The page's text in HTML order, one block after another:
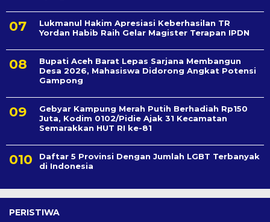
Lukmanul Hakim Apresiasi Keberhasilan TR
Yordan Habib Raih Gelar Magister Terapan IPDN
Bupati Aceh Barat Lepas Sarjana Membangun
Desa 2026, Mahasiswa Didorong Angkat Potensi
Gampong
Gebyar Kampung Merah Putih Berhadiah Rp150
Juta, Kodim 0102/Pidie Ajak 31 Kecamatan
Semarakkan HUT RI ke-81
Daftar 5 Provinsi Dengan Jumlah LGBT Terbanyak
di Indonesia
PERISTIWA